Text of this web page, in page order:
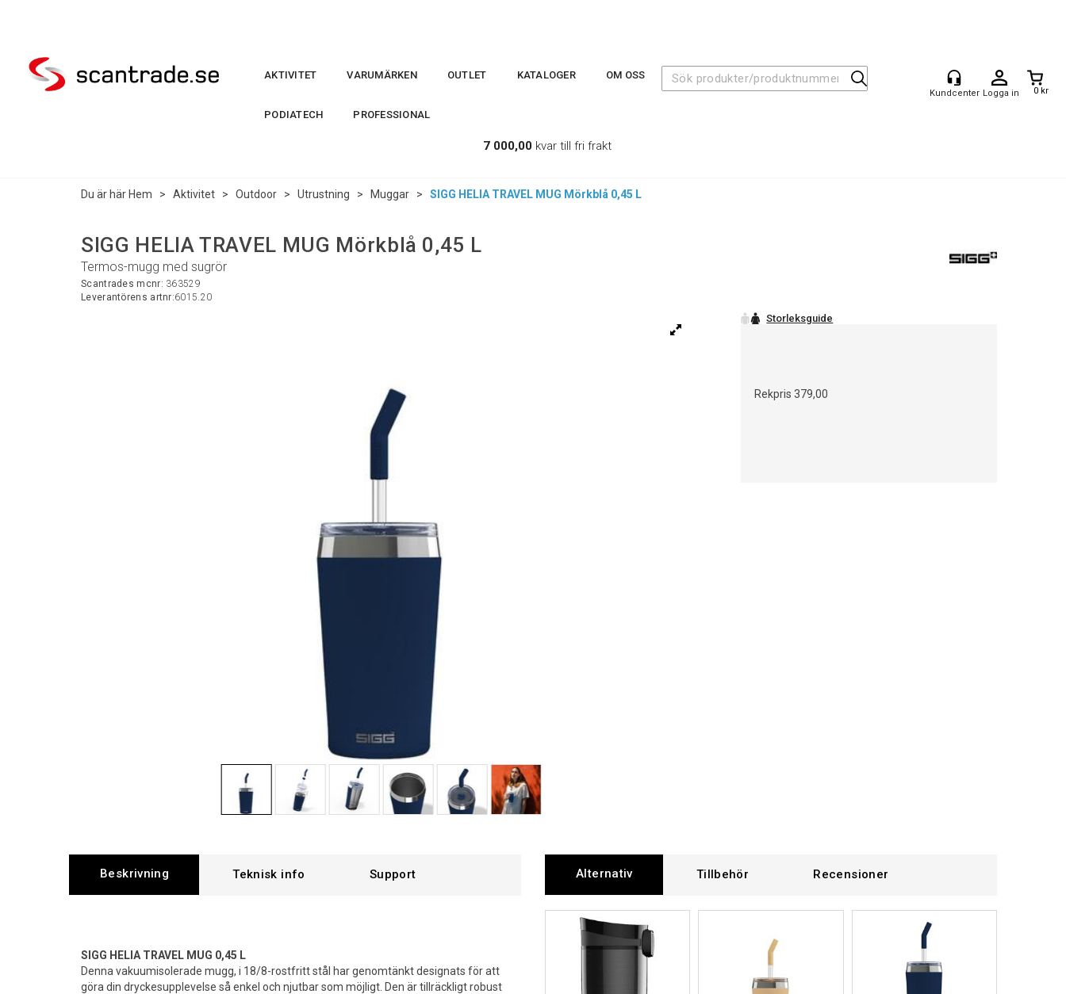
Logga in 0 kr
AKTIVITET VARUMÄRKEN OUTLET KATALOGER OM OSS
PODIATECH PROFESSIONAL
7 000,00 kvar till fri frakt
Du är här Hem > Aktivitet > Outdoor > Utrustning > Muggar > SIGG HELIA TRAVEL MUG Mörkblå 0,45 L
SIGG HELIA TRAVEL MUG Mörkblå 0,45 L
Termos-mugg med sugrör
Scantrades mcnr: 363529
Leverantörens artnr:6015.20
Rekpris379,00
Beskrivning Support
SIGG HELIA TRAVEL MUG 0,45 L
Denna vakuumisolerade mugg, i 18/8-rostfritt stål har genomtänkt designats för att
göra din dryckesupplevelse så enkel och njutbar som möjligt. Den är tillräckligt robust
Alternativ Tillbehör Recensioner